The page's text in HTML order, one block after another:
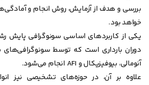
بررسی و هدف از آزمایش، روش انجام و
خواهد بود.
یکی از کاربردهای اساسی سونوگرافی پایش
آنومالی، بیوفیزیکال و AFI انجام می‌شود.
علاوه بر آن، در حوزه‌های تشخیصی نیز